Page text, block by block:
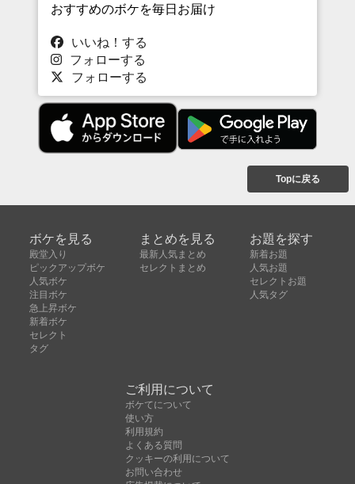
おすすめのボケを毎日お届け
いいね！する
フォローする
フォローする
Topに戻る
ボケを見る
殿堂入り
ピックアップボケ
人気ボケ
注目ボケ
急上昇ボケ
新着ボケ
セレクト
タグ
まとめを見る
最新人気まとめ
セレクトまとめ
お題を探す
新着お題
人気お題
セレクトお題
人気タグ
ご利用について
ボケてについて
使い方
利用規約
よくある質問
クッキーの利用について
お問い合わせ